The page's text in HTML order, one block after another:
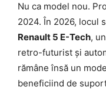
Nu ca model nou.
2024. În 2026, locul
Renault 5 E-Tech,
retro-futurist și
rămâne însă un
beneficiind de